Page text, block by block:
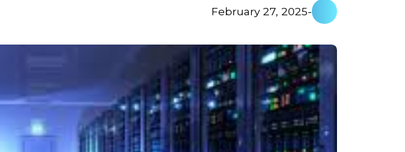
-
February 27, 2025